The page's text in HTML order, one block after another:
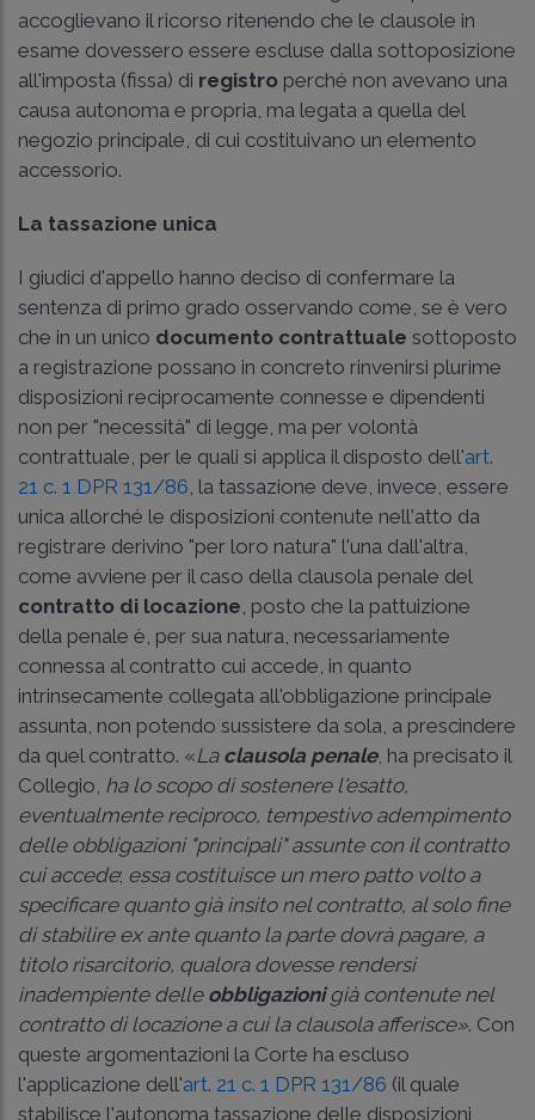
accoglievano il ricorso ritenendo che le clausole in
esame dovessero essere escluse dalla sottoposizione
all'imposta (fissa) di registro perché non avevano una
causa autonoma e propria, ma legata a quella del
negozio principale, di cui costituivano un elemento
accessorio.
La tassazione unica
I giudici d'appello hanno deciso di confermare la
sentenza di primo grado osservando come, se è vero
che in un unico documento contrattuale sottoposto
a registrazione possano in concreto rinvenirsi plurime
disposizioni reciprocamente connesse e dipendenti
non per "necessità" di legge, ma per volontà
contrattuale, per le quali si applica il disposto dell'art.
21 c. 1 DPR 131/86 , la tassazione deve, invece, essere
unica allorché le disposizioni contenute nell'atto da
registrare derivino "per loro natura" l'una dall'altra,
come avviene per il caso della clausola penale del
contratto di locazione , posto che la pattuizione
della penale è, per sua natura, necessariamente
connessa al contratto cui accede, in quanto
intrinsecamente collegata all'obbligazione principale
assunta, non potendo sussistere da sola, a prescindere
da quel contratto. «La clausola penale, ha precisato il
Collegio, ha lo scopo di sostenere l'esatto,
eventualmente reciproco, tempestivo adempimento
delle obbligazioni "principali" assunte con il contratto
cui accede; essa costituisce un mero patto volto a
specificare quanto già insito nel contratto, al solo fine
di stabilire ex ante quanto la parte dovrà pagare, a
titolo risarcitorio, qualora dovesse rendersi
inadempiente delle obbligazionigià contenute nel
contratto di locazione a cui la clausola afferisce». Con
queste argomentazioni la Corte ha escluso
l'applicazione dell'art. 21 c. 1 DPR 131/86 (il quale
stabilisce l'autonoma tassazione delle disposizioni